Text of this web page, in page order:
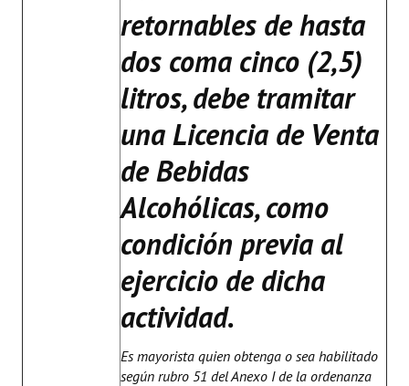
retornables de hasta
dos coma cinco (2,5)
litros, debe tramitar
una Licencia de Venta
de Bebidas
Alcohólicas, como
condición previa al
ejercicio de dicha
actividad.
Es mayorista quien obtenga o sea habilitado
según rubro 51 del Anexo I de la ordenanza